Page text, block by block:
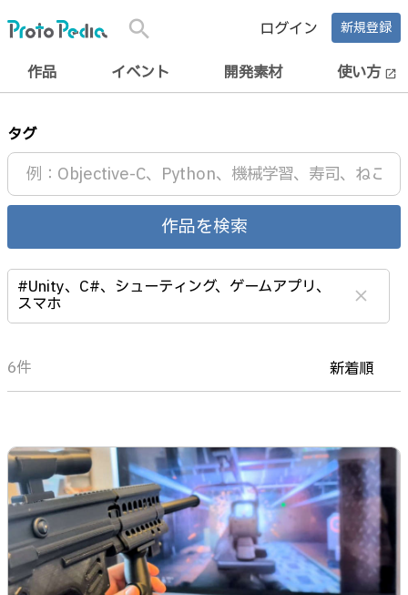
search ログイン 新規登録
作品 イベント 開発素材 使い方 open_in_new
タグ
作品を検索
#Unity、C#、シューティング、ゲームアプリ、
スマホ clear
6件 新着順